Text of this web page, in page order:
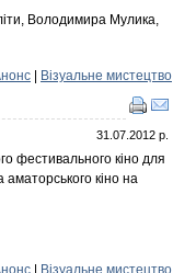
Володимира Мулика,
Візуальне мистецтво
31.07.2012 р.
фестивального кіно для
аматорського кіно на